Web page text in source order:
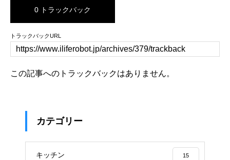
0 トラックバック
トラックバックURL
この記事へのトラックバックはありません。
カテゴリー
キッチン 15